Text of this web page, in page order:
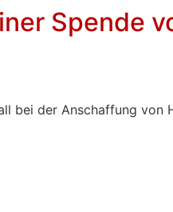
Spende
bei der Anschaffung von